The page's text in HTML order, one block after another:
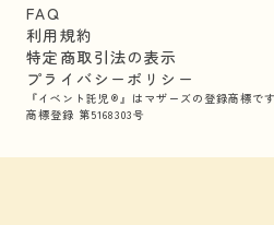
FAQ
利用規約
特定商取引法の表示
プライバシーポリシー
『イベント託児®』はマザーズの登録商標です
商標登録 第5168303号